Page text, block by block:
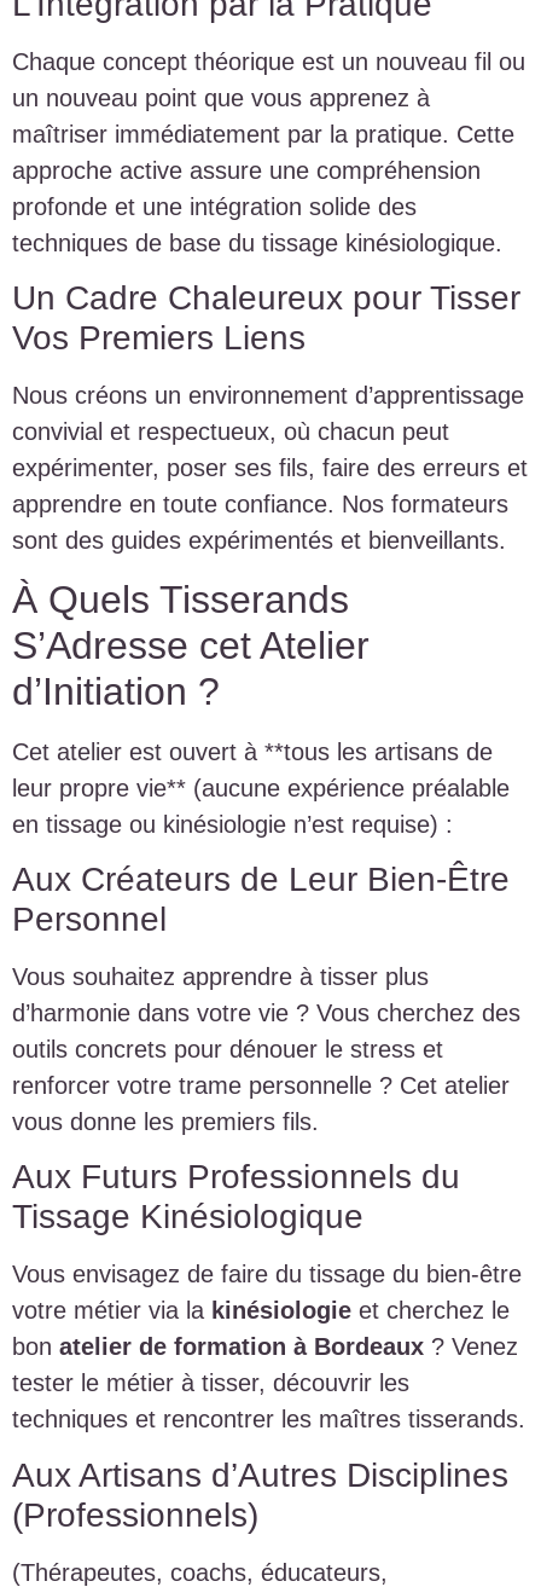
Chaque concept théorique est un nouveau fil ou
un nouveau point que vous apprenez à
maîtriser immédiatement par la pratique. Cette
approche active assure une compréhension
profonde et une intégration solide des
techniques de base du tissage kinésiologique.
Un Cadre Chaleureux pour Tisser
Vos Premiers Liens
Nous créons un environnement d’apprentissage
convivial et respectueux, où chacun peut
expérimenter, poser ses fils, faire des erreurs et
apprendre en toute confiance. Nos formateurs
sont des guides expérimentés et bienveillants.
À Quels Tisserands
S’Adresse cet Atelier
d’Initiation ?
Cet atelier est ouvert à **tous les artisans de
leur propre vie** (aucune expérience préalable
en tissage ou kinésiologie n’est requise) :
Aux Créateurs de Leur Bien-Être
Personnel
Vous souhaitez apprendre à tisser plus
d’harmonie dans votre vie ? Vous cherchez des
outils concrets pour dénouer le stress et
renforcer votre trame personnelle ? Cet atelier
vous donne les premiers fils.
Aux Futurs Professionnels du
Tissage Kinésiologique
Vous envisagez de faire du tissage du bien-être
votre métier via la kinésiologie et cherchez le
bon atelier de formation à Bordeaux ? Venez
tester le métier à tisser, découvrir les
techniques et rencontrer les maîtres tisserands.
Aux Artisans d’Autres Disciplines
(Professionnels)
(Thérapeutes, coachs, éducateurs,